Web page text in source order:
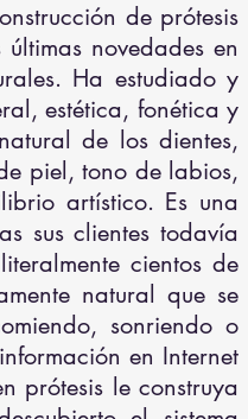
de prótesis
novedades en
Ha estudiado y
estética, fonética y
de los dientes,
piel, tono de labios,
artístico. Es una
sus clientes todavía
cientos de
natural que se
sonriendo o
en Internet
prótesis le construya